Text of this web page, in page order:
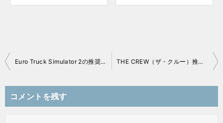
稿
ナ
ビ
Euro Truck Simulator 2の推奨スペックを検証【2026年】 THE CREW（ザ・クルー）推奨ゲーミングPC紹介と必要スペック解説 | ゲーム推奨レースカテゴリー
コメントを残す